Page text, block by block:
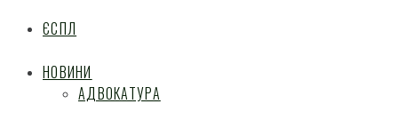
ЄСПЛ
НОВИНИ
АДВОКАТУРА